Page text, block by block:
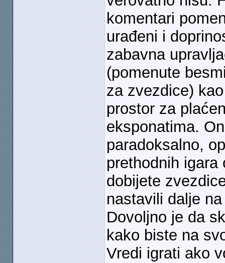
komentari
urađeni i
zabavna
(pomenute
za zvezdice)
prostor za
eksponatima.
paradoksalno,
prethodnih
dobijete
nastavili dalje
Dovoljno je da
kako biste na
Vredi igrati ako